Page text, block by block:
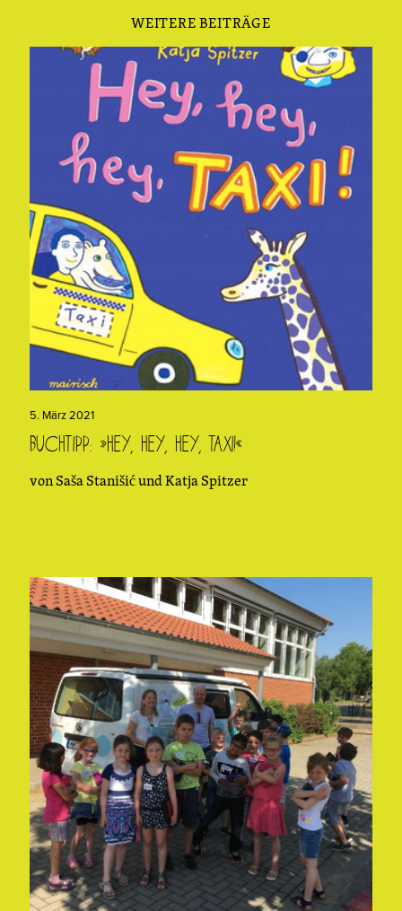
WEITERE BEITRÄGE
5. März 2021
Buchtipp: »Hey, hey, hey, Taxi!«
von Saša Stanišić und Katja Spitzer